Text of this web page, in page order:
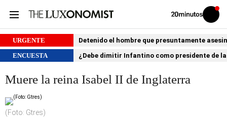
Volver
Iniciar
sesión
URGENTE
Detenido el hombre que presuntamente
ENCUESTA
¿Debe dimitir Infantino como presidente de
Muere la reina Isabel II de Inglaterra
(Foto: Gtres)